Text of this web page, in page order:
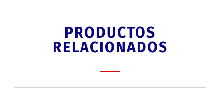
PRODUCTOS
RELACIONADOS